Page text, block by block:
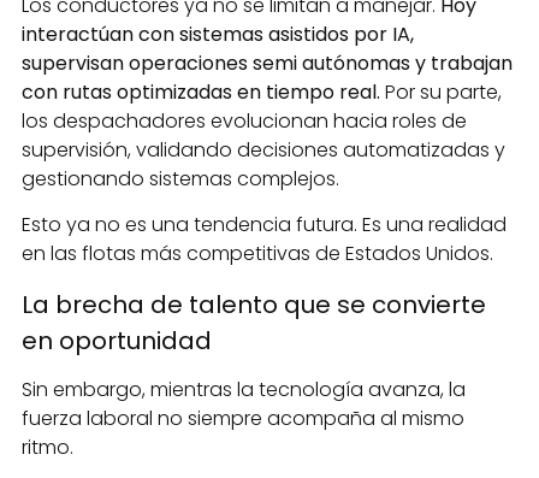
interactúan con sistemas asistidos por IA,
supervisan operaciones semi autónomas y trabajan
con rutas optimizadas en tiempo real. Por su parte,
los despachadores evolucionan hacia roles de
supervisión, validando decisiones automatizadas y
gestionando sistemas complejos.
Esto ya no es una tendencia futura. Es una realidad
en las flotas más competitivas de Estados Unidos.
La brecha de talento que se convierte
en oportunidad
Sin embargo, mientras la tecnología avanza, la
fuerza laboral no siempre acompaña al mismo
ritmo.